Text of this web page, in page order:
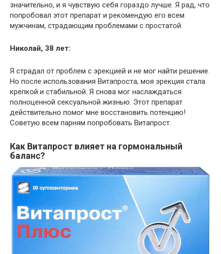
значительно, и я чувствую себя гораздо лучше. Я рад, что
попробовал этот препарат и рекомендую его всем
мужчинам, страдающим проблемами с простатой.
Николай, 38 лет:
Я страдал от проблем с эрекцией и не мог найти решение.
Но после использования Витапроста, моя эрекция стала
крепкой и стабильной. Я снова мог наслаждаться
полноценной сексуальной жизнью. Этот препарат
действительно помог мне восстановить потенцию!
Советую всем парням попробовать Витапрост.
Как Витапрост влияет на гормональный
баланс?